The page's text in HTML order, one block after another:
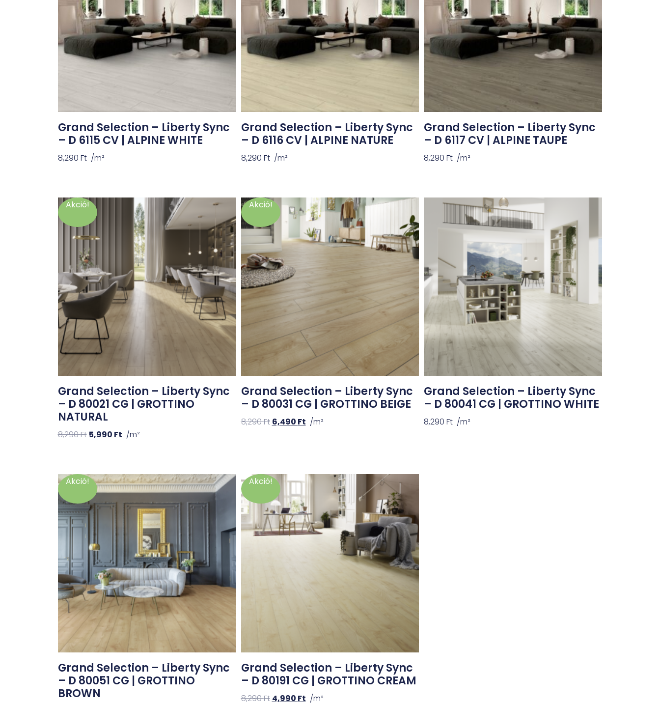
Grand Selection – Liberty Sync
– D 6115 CV | ALPINE WHITE
8,290 Ft /m²
Grand Selection – Liberty Sync
– D 6116 CV | ALPINE NATURE
8,290 Ft /m²
Grand Selection – Liberty Sync
– D 6117 CV | ALPINE TAUPE
8,290Ft /m²
Akció!
Grand Selection – Liberty Sync
– D 80021 CG | GROTTINO
NATURAL
8,290Ft 5,990 Ft /m²
Akció!
Grand Selection – Liberty Sync
– D 80031 CG | GROTTINO BEIGE
8,290Ft 6,490 Ft /m²
Grand Selection – Liberty Sync
– D 80041 CG | GROTTINO WHITE
8,290Ft /m²
Akció!
Grand Selection – Liberty Sync
– D 80051 CG | GROTTINO
BROWN
Akció!
Grand Selection – Liberty Sync
– D 80191 CG | GROTTINO CREAM
8,290Ft 4,990 Ft /m²